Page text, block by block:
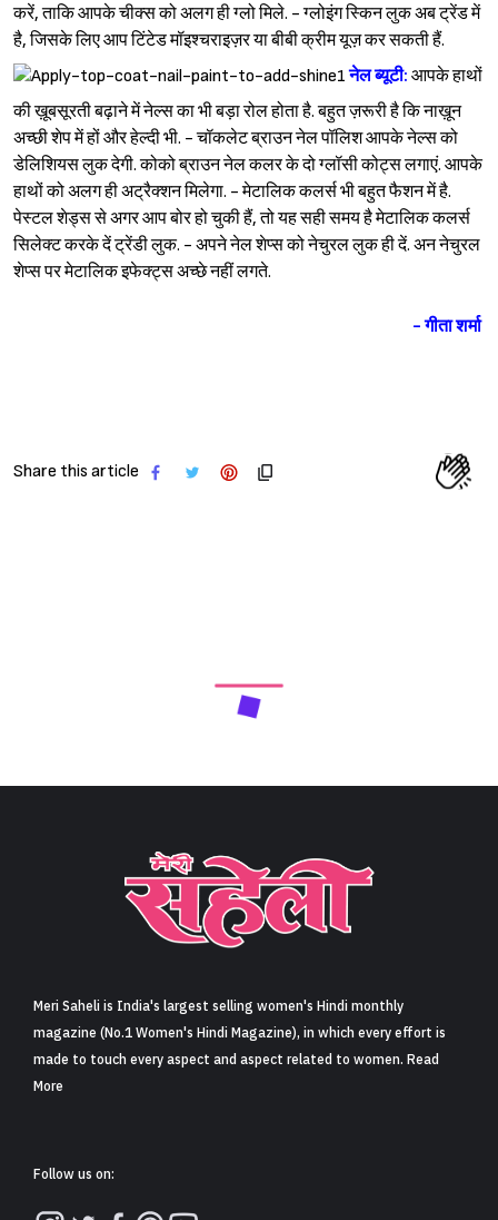
करें, ताकि आपके चीक्स को अलग ही ग्लो मिले. - ग्लोइंग स्किन लुक अब ट्रेंड में
है, जिसके लिए आप टिंटेड मॉइश्‍चराइज़र या बीबी क्रीम यूज़ कर सकती हैं.
नेल ब्यूटी: आपके हाथों
की ख़ूबसूरती बढ़ाने में नेल्स का भी बड़ा रोल होता है. बहुत ज़रूरी है कि नाख़ून
अच्छी शेप में हों और हेल्दी भी. - चॉकलेट ब्राउन नेल पॉलिश आपके नेल्स को
डेलिशियस लुक देगी. कोको ब्राउन नेल कलर के दो ग्लॉसी कोट्स लगाएं. आपके
हाथों को अलग ही अट्रैक्शन मिलेगा. - मेटालिक कलर्स भी बहुत फैशन में है.
पेस्टल शेड्स से अगर आप बोर हो चुकी हैं, तो यह सही समय है मेटालिक कलर्स
सिलेक्ट करके दें ट्रेंडी लुक. - अपने नेल शेप्स को नेचुरल लुक ही दें. अन नेचुरल
शेप्स पर मेटालिक इफेक्ट्स अच्छे नहीं लगते.
- गीता शर्मा
Share this article
Meri Saheli is India's largest selling women's Hindi monthly
magazine (No.1 Women's Hindi Magazine), in which every effort is
made to touch every aspect and aspect related to women. Read
More
Follow us on: